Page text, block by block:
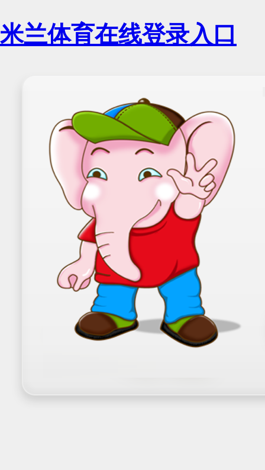
米兰体育在线登录入口